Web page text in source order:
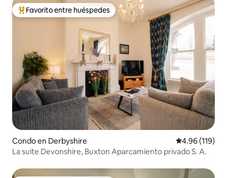
Favorito entre huéspedes preferido
Favorito entre huéspedes
Condo en Derbyshire Calificación
4.96 (119)
La suite Devonshire, Buxton Aparcamiento privado S. A.